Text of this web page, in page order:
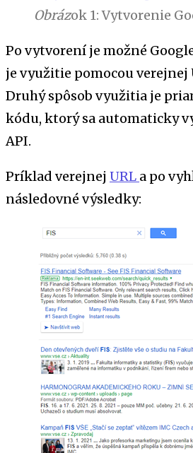
Obrázok 1: Vytvorenie
Po vytvorení je možné
je využitie pomocou verejnej
Druhý spôsob využitia je
kódu, ktorý sa automaticky
API.
Príklad verejnej URL a po
následovné výsledky: